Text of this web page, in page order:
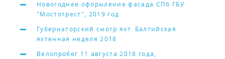
Новогоднее оформление фасада СПб ГБУ
"Мостотрест", 2019 год
Губернаторский смотр яхт. Балтийская
яхтенная неделя 2018
Велопробег 11 августа 2018 года,